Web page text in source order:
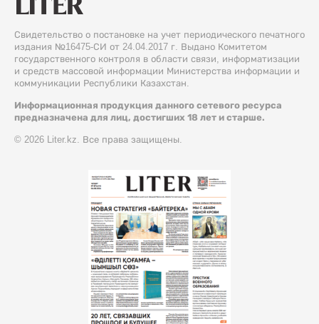
Свидетельство о постановке на учет периодического печатного
издания №16475-СИ от 24.04.2017 г. Выдано Комитетом
государственного контроля в области связи, информатизации
и средств массовой информации Министерства информации и
коммуникации Республики Казахстан.
Информационная продукция данного сетевого ресурса
предназначена для лиц, достигших 18 лет и старше.
© 2026 Liter.kz. Все права защищены.